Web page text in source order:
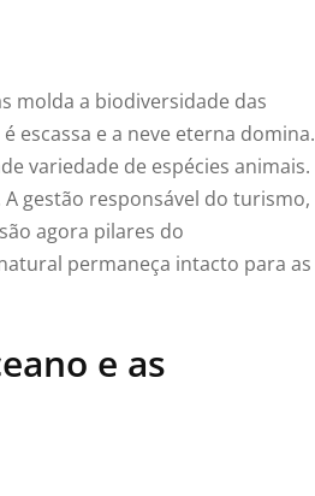
molda a biodiversidade das
escassa e a neve eterna domina.
variedade de espécies animais.
gestão responsável do turismo,
agora pilares do
permaneça intacto para as
e as